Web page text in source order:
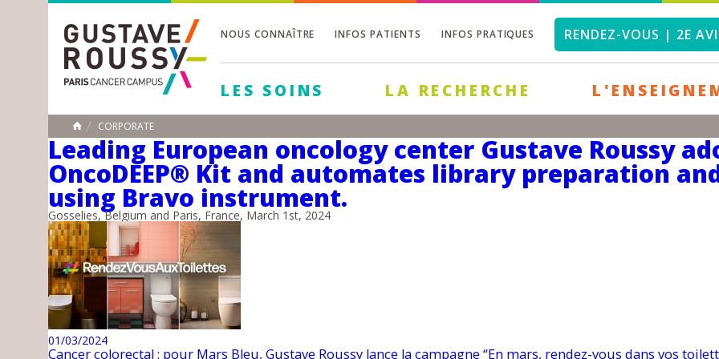
NOUS CONNAÎTRE INFOS PATIENTS INFOS PRATIQUES RENDEZ-VOUS | 2E
LES SOINS LA RECHERCHE
ACCUEIL
CORPORATE
Leading European oncology center Gustave Roussy
OncoDEEP® Kit and automates library preparation
using Bravo instrument.
Gosselies, Belgium and Paris, France, March 1st, 2024
01/03/2024
Cancer colorectal : pour Mars Bleu, Gustave Roussy lance la campagne “En mars, rendez-vous dans vos